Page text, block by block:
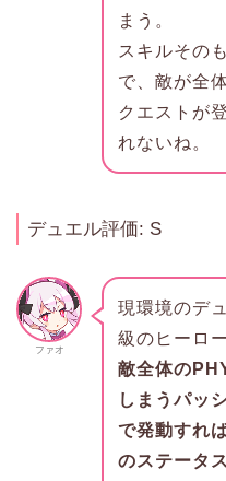
まう。
スキルその
で、敵が全
クエストが
れないね。
デュエル評価: S
ファオ
現環境のデ
級のヒーロー
敵全体の
しまうパッ
で発動すれ
のステータ